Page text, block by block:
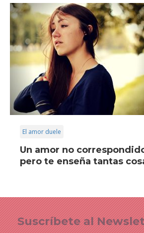
El amor duele
Un amor no
pero te enseña tantas
Suscríbete al